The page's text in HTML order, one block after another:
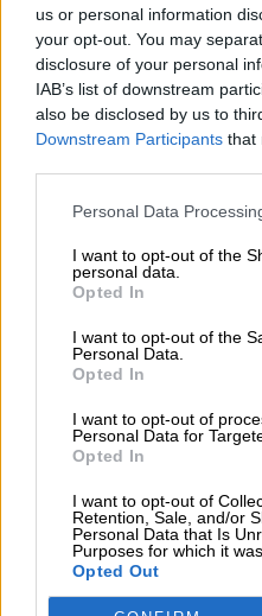
us or personal information
your opt-out. You may
disclosure of your personal
IAB’s list of downstream
also be disclosed by us to
Downstream Participants that
Personal Data
I want to opt-out of the
personal data.
Opted In
I want to opt-out of the
Personal Data.
Opted In
I want to opt-out of
Personal Data for
Opted In
I want to opt-out of
Retention, Sale, and/or
Personal Data that Is
Purposes for which it
Opted Out
Hellävaraisen 3,8 %
on enemmän kuin yksi
Merileväviljelijöiden työtä.
upeille hedelmille!
Onko sinulla kysyttävää tästä
varten.
shop@bierothek.de
kauppiaat tai ravintoloitsijat
Du willst größere Mengen
Tarkastus paikan päällä
On Zonnig Zeewit alkaen
Saatavilla myös